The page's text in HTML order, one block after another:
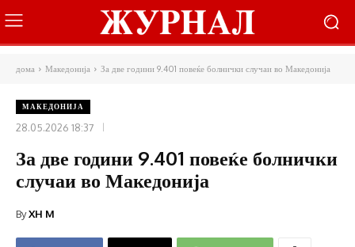
дома Македонија За две години 9.401 повеќе болнички случаи во Македонија
МАКЕДОНИЈА
28.05.2026 18:37
За две години 9.401 повеќе болнички
случаи во Македонија
ByXH M